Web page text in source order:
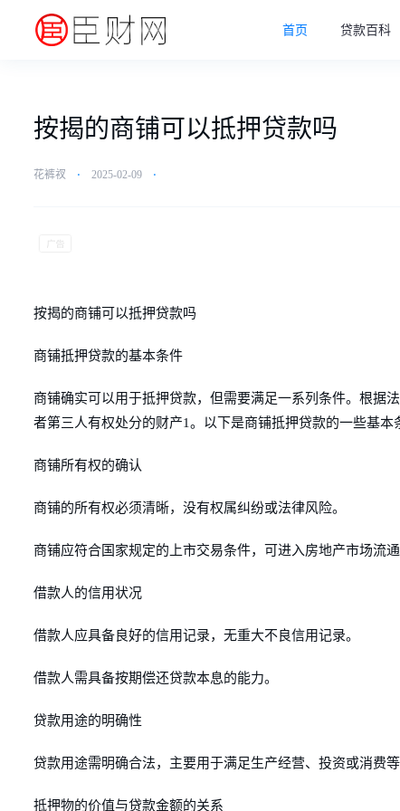
首页 贷款百科
按揭的商铺可以抵押贷款吗
花裤衩 ⋅ 2025-02-09 ⋅
按揭的商铺可以抵押贷款吗
商铺抵押贷款的基本条件
商铺确实可以用于抵押贷款，但需要满足一系列条件。根据
者第三人有权处分的财产1。以下是商铺抵押贷款的一些基本
商铺所有权的确认
商铺的所有权必须清晰，没有权属纠纷或法律风险。
商铺应符合国家规定的上市交易条件，可进入房地产市场流
借款人的信用状况
借款人应具备良好的信用记录，无重大不良信用记录。
借款人需具备按期偿还贷款本息的能力。
贷款用途的明确性
贷款用途需明确合法，主要用于满足生产经营、投资或消费等
抵押物的价值与贷款金额的关系